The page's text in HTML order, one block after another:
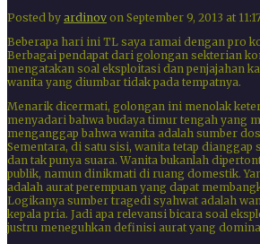
Posted by ardinov on September 9, 2013 at
Beberapa hari ini TL saya ramai dengan pro
Berbagai pendapat dari golongan sekterian
mengatakan soal eksploitasi dan penjajahan
wanita yang diumbar tidak pada tempatnya.
Menarik dicermati, golongan ini menolak
menyadari bahwa budaya timur tengah yang
menganggap bahwa wanita adalah sumber
Sementara, di satu sisi, wanita tetap dianggap
dan tak punya suara. Wanita bukanlah
publik, namun dinikmati di ruang domestik.
adalah aurat perempuan yang dapat
Logikanya sumber tragedi syahwat adalah
kepala pria. Jadi apa relevansi bicara soal
justru meneguhkan definisi aurat yang